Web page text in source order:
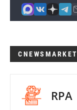
CNEWSMARKET
RPA